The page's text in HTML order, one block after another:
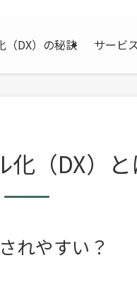
（DX）の秘訣 サービ
化（DX）と
れやすい？